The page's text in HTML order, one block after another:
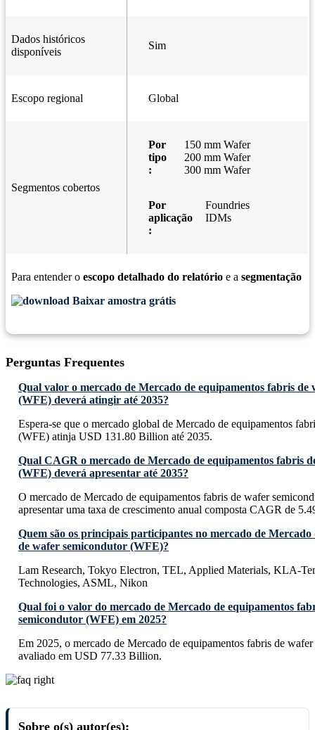
Dados históricos
disponíveis
Sim
Escopo regional Global
Segmentos cobertos
Por
tipo
:
150 mm Wafer
200 mm Wafer
300 mm Wafer
Por
aplicação
:
Foundries
IDMs
Para entender o escopo detalhado do relatório e a segmentação
Baixar amostra grátis
Perguntas Frequentes
Qual valor o mercado de Mercado de equipamentos fabris de
(WFE) deverá atingir até 2035?
Espera-se que o mercado global de Mercado de equipamentos
(WFE) atinja USD 131.80 Billion até 2035.
Qual CAGR o mercado de Mercado de equipamentos fabris
(WFE) deverá apresentar até 2035?
O mercado de Mercado de equipamentos fabris de wafer
apresentar uma taxa de crescimento anual composta CAGR de
Quem são os principais participantes no mercado de
de wafer semicondutor (WFE)?
Lam Research, Tokyo Electron, TEL, Applied Materials, KLA-
Technologies, ASML, Nikon
Qual foi o valor do mercado de Mercado de equipamentos
semicondutor (WFE) em 2025?
Em 2025, o mercado de Mercado de equipamentos fabris de
avaliado em USD 77.33 Billion.
Sobre o(s) autor(es):